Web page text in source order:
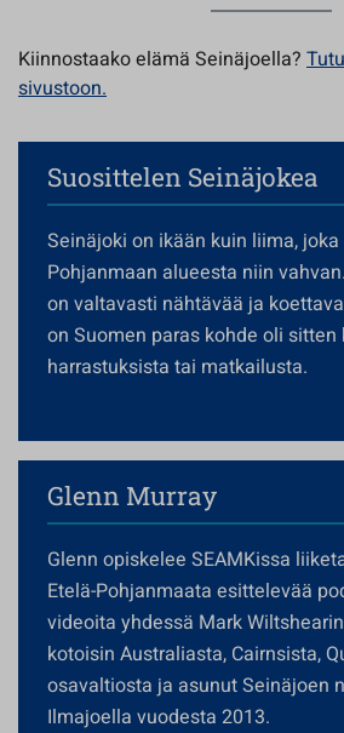
Kiinnostaako elämä Seinäjoella?
sivustoon.
Suosittelen Seinäjokea
Seinäjoki on ikään kuin liima,
Pohjanmaan alueesta niin
on valtavasti nähtävää ja
on Suomen paras kohde oli
harrastuksista tai matkailusta.
Glenn Murray
Glenn opiskelee SEAMKissa
Etelä-Pohjanmaata esittelevää
videoita yhdessä Mark
kotoisin Australiasta, Cairnsista,
osavaltiosta ja asunut Seinäjoen
Ilmajoella vuodesta 2013.